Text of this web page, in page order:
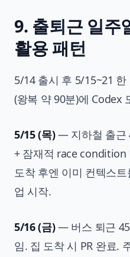
9. 출퇴근 일
활용 패턴
5/14 출시 후 5/15~21
(왕복 약 90분)에 Codex
5/15 (목)— 지하철 출근
+ 잠재적 race condition
도착 후엔 이미 컨텍스
업 시작.
5/16 (금)— 버스 퇴근 45
임. 집 도착 시 PR 완료.